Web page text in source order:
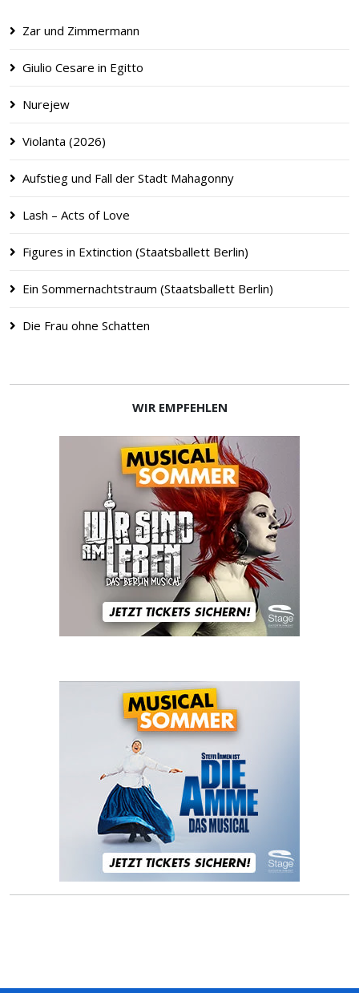
Zar und Zimmermann
Giulio Cesare in Egitto
Nurejew
Violanta (2026)
Aufstieg und Fall der Stadt Mahagonny
Lash – Acts of Love
Figures in Extinction (Staatsballett Berlin)
Ein Sommernachtstraum (Staatsballett Berlin)
Die Frau ohne Schatten
WIR EMPFEHLEN